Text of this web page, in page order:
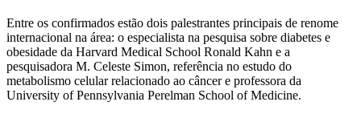
Entre os confirmados estão dois palestrantes principais de renome
internacional na área: o especialista na pesquisa sobre diabetes e
obesidade da Harvard Medical School Ronald Kahn e a
pesquisadora M. Celeste Simon, referência no estudo do
metabolismo celular relacionado ao câncer e professora da
University of Pennsylvania Perelman School of Medicine.